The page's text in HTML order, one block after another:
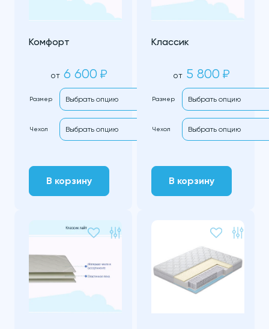
Комфорт
от 6 600 ₽
Размер
Чехол
В корзину
Классик
от 5 800 ₽
Размер
Чехол
В корзину